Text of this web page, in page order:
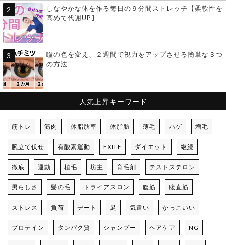
しなやかな体を作る毎日の９分間ストレッチ【柔軟性を
高めて代謝UP】
瞳の色を変え、２週間で視力をアップさせる簡単な３つ
の方法
人気上昇キーワード
筋トレ 筋肉 体脂肪率 体脂肪 薄毛 ハゲ 増毛
腕立て伏せ 有酸素運動 EXILE ダイエット 継続
徹底 運動 植毛 坊主 育毛剤 テストステロン
男らしさ 髪の毛 トライアスロン 腹筋 腹直筋
ストレス 負荷 デート 足 気遣い かっこいい
プロテイン タンパク質 シャンプー ヘアケア NG